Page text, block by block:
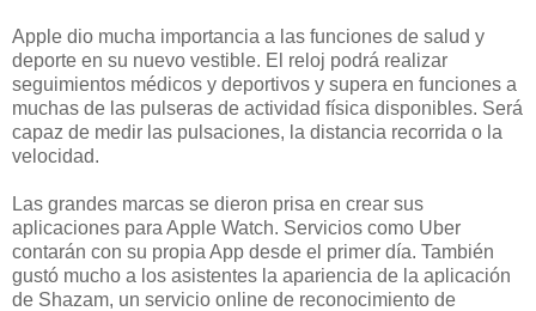
Apple dio mucha importancia a las funciones de salud y
deporte en su nuevo vestible. El reloj podrá realizar
seguimientos médicos y deportivos y supera en funciones a
muchas de las pulseras de actividad física disponibles. Será
capaz de medir las pulsaciones, la distancia recorrida o la
velocidad.
Las grandes marcas se dieron prisa en crear sus
aplicaciones para Apple Watch. Servicios como Uber
contarán con su propia App desde el primer día. También
gustó mucho a los asistentes la apariencia de la aplicación
de Shazam, un servicio online de reconocimiento de